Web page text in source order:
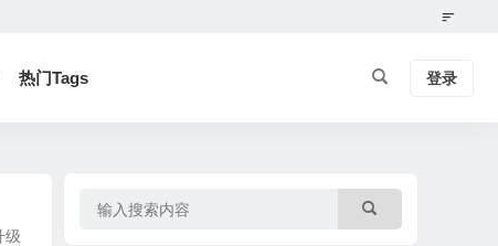
热门Tags 登录
级